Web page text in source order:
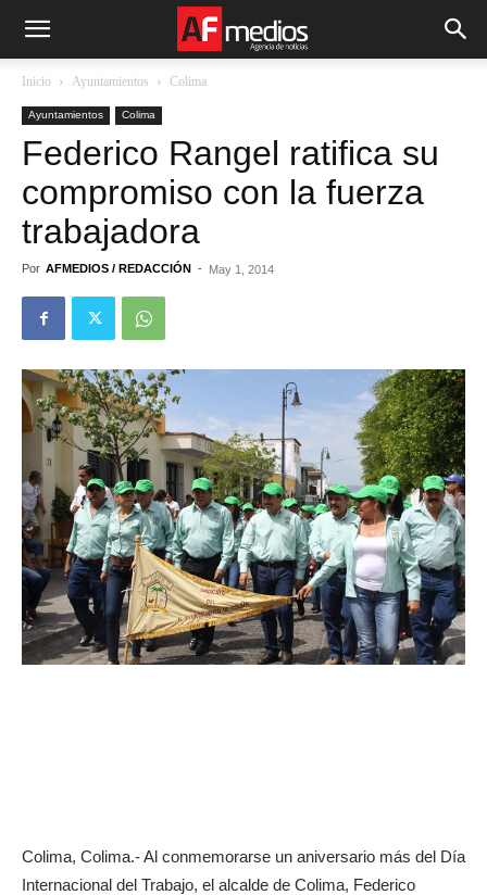
Inicio Ayuntamientos Colima
Ayuntamientos Colima
Federico Rangel ratifica su
compromiso con la fuerza
trabajadora
Por AFMEDIOS / REDACCIÓN - May 1, 2014
Colima, Colima.- Al conmemorarse un aniversario más del Día
Internacional del Trabajo, el alcalde de Colima, Federico